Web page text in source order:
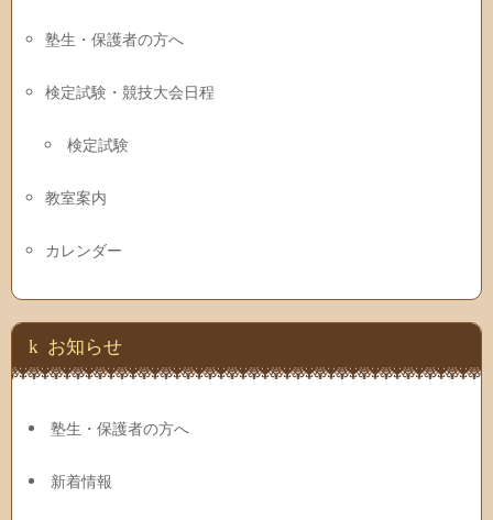
塾生・保護者の方へ
検定試験・競技大会日程
検定試験
教室案内
カレンダー
お知らせ
塾生・保護者の方へ
新着情報